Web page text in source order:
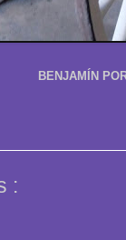
BENJAMÍN
: